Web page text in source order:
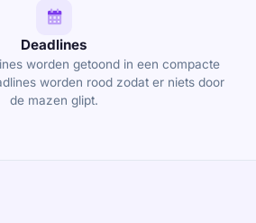
Deadlines
worden getoond in een compacte
worden rood zodat er niets door
de mazen glipt.